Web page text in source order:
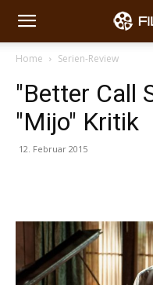
Home Serien-Review
"Better Call
"Mijo" Kritik
12. Februar 2015